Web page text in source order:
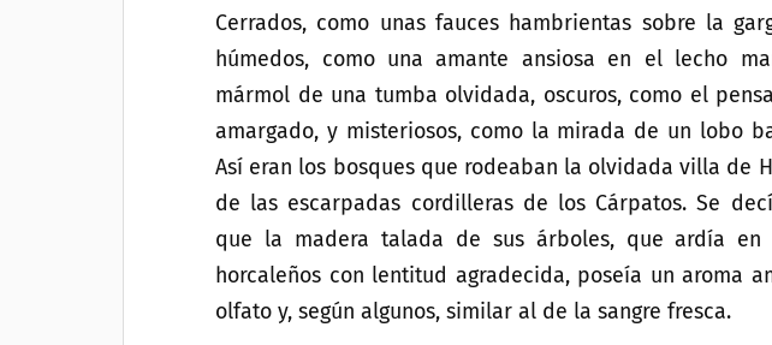
Cerrados, como unas fauces hambrientas sobre la
húmedos, como una amante ansiosa en el lecho
mármol de una tumba olvidada, oscuros, como el
amargado, y misteriosos, como la mirada de un lobo
Así eran los bosques que rodeaban la olvidada villa de
de las escarpadas cordilleras de los Cárpatos. Se
que la madera talada de sus árboles, que ardía en
horcaleños con lentitud agradecida, poseía un aroma
olfato y, según algunos, similar al de la sangre fresca.